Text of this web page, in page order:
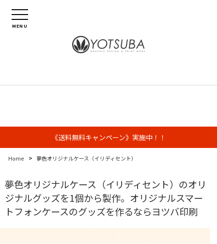
MENU
《送料無料キャンペーン》実施中！！
Home > 夢色オリジナルケース（イリディセント）
夢色オリジナルケース（イリディセント）のオリ
ジナルグッズを1個から製作。オリジナルスマー
トフォンケースのグッズを作るならヨツバ印刷